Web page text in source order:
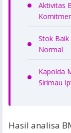
Aktivitas
Stok
Normal
Kapolda
Sirimau
Hasil analisa